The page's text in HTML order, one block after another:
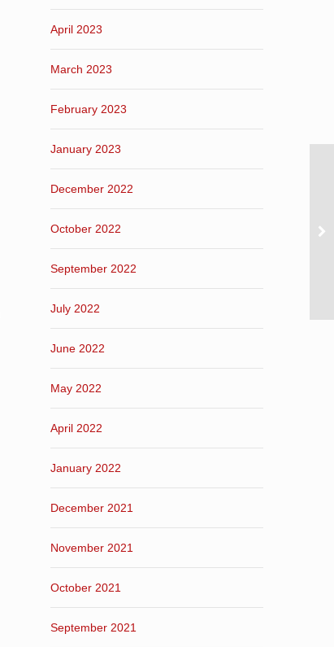
April 2023
March 2023
February 2023
January 2023
December 2022
October 2022
September 2022
July 2022
June 2022
May 2022
April 2022
January 2022
December 2021
November 2021
October 2021
September 2021